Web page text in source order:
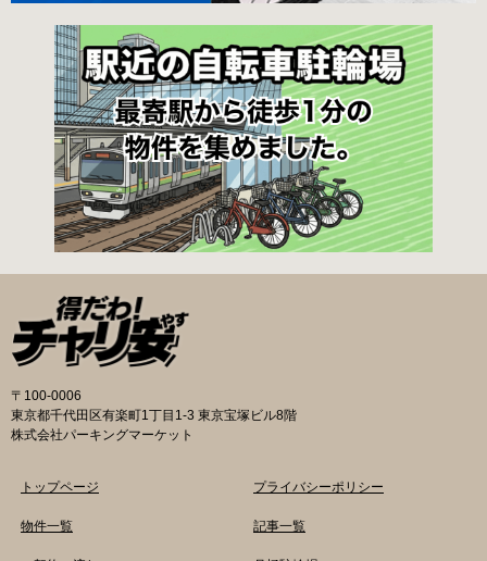
〒100-0006
東京都千代田区有楽町1丁目1-3 東京宝塚ビル8階
株式会社パーキングマーケット
トップページ
物件一覧
プライバシーポリシー
記事一覧